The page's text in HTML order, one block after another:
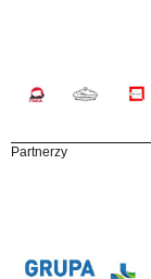
Partnerzy